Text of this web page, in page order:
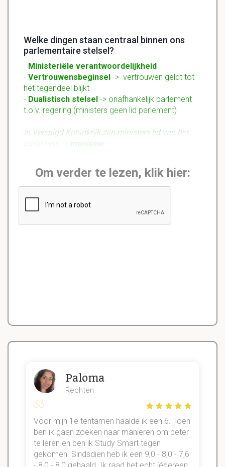
Welke dingen staan centraal binnen ons
parlementaire stelsel?
- Ministeriële verantwoordelijkheid
- Vertrouwensbeginsel -> vertrouwen geldt tot
het tegendeel blijkt
- Dualistisch stelsel -> onafhankelijk parlement
t.o.v. regering (ministers geen lid parlement)
In Verenigd Koninkrijk zijn ministers lid van het
Om verder te lezen, klik hier:
Paloma
Rechten
Voor mijn 1e tentamen haalde ik een 6. Toen
ben ik gaan zoeken naar manieren om beter
te leren en ben ik Study Smart tegen
gekomen. Sindsdien heb ik een 9,0 - 8,0 - 7,6
- 8,0 - 8,0 gehaald. Ik raad het echt íédereen